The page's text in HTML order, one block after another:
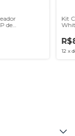
de
Kit
12 x